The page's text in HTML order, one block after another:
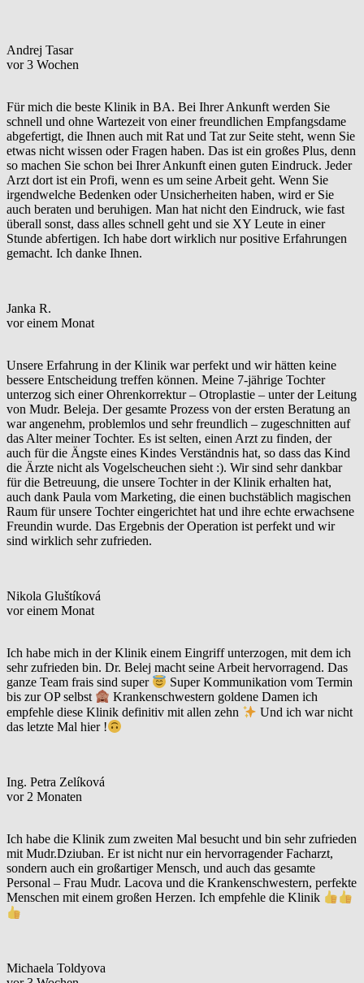
Andrej Tasar
vor 3 Wochen
Für mich die beste Klinik in BA. Bei Ihrer Ankunft werden Sie
schnell und ohne Wartezeit von einer freundlichen Empfangsdame
abgefertigt, die Ihnen auch mit Rat und Tat zur Seite steht, wenn Sie
etwas nicht wissen oder Fragen haben. Das ist ein großes Plus, denn
so machen Sie schon bei Ihrer Ankunft einen guten Eindruck. Jeder
Arzt dort ist ein Profi, wenn es um seine Arbeit geht. Wenn Sie
irgendwelche Bedenken oder Unsicherheiten haben, wird er Sie
auch beraten und beruhigen. Man hat nicht den Eindruck, wie fast
überall sonst, dass alles schnell geht und sie XY Leute in einer
Stunde abfertigen. Ich habe dort wirklich nur positive Erfahrungen
gemacht. Ich danke Ihnen.
Janka R.
vor einem Monat
Unsere Erfahrung in der Klinik war perfekt und wir hätten keine
bessere Entscheidung treffen können. Meine 7-jährige Tochter
unterzog sich einer Ohrenkorrektur – Otroplastie – unter der Leitung
von Mudr. Beleja. Der gesamte Prozess von der ersten Beratung an
war angenehm, problemlos und sehr freundlich – zugeschnitten auf
das Alter meiner Tochter. Es ist selten, einen Arzt zu finden, der
auch für die Ängste eines Kindes Verständnis hat, so dass das Kind
die Ärzte nicht als Vogelscheuchen sieht :). Wir sind sehr dankbar
für die Betreuung, die unsere Tochter in der Klinik erhalten hat,
auch dank Paula vom Marketing, die einen buchstäblich magischen
Raum für unsere Tochter eingerichtet hat und ihre echte erwachsene
Freundin wurde. Das Ergebnis der Operation ist perfekt und wir
sind wirklich sehr zufrieden.
Nikola Gluštíková
vor einem Monat
Ich habe mich in der Klinik einem Eingriff unterzogen, mit dem ich
sehr zufrieden bin. Dr. Belej macht seine Arbeit hervorragend. Das
ganze Team frais sind super
Super Kommunikation vom Termin
bis zur OP selbst
Krankenschwestern goldene Damen ich
empfehle diese Klinik definitiv mit allen zehn
Und ich war nicht
das letzte Mal hier !
Ing. Petra Zelíková
vor 2 Monaten
Ich habe die Klinik zum zweiten Mal besucht und bin sehr zufrieden
mit Mudr.Dziuban. Er ist nicht nur ein hervorragender Facharzt,
sondern auch ein großartiger Mensch, und auch das gesamte
Personal – Frau Mudr. Lacova und die Krankenschwestern, perfekte
Menschen mit einem großen Herzen. Ich empfehle die Klinik
Michaela Toldyova